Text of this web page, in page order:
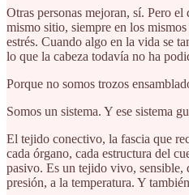
Otras personas mejoran, sí. Pero
mismo sitio, siempre en los
estrés. Cuando algo en la vida se
lo que la cabeza todavía no ha
Porque no somos trozos
Somos un sistema. Y ese sistema
El tejido conectivo, la fascia que
cada órgano, cada estructura del
pasivo. Es un tejido vivo, sensible,
presión, a la temperatura. Y